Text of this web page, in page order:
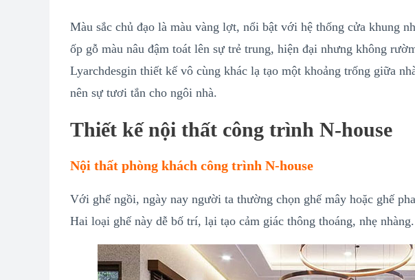
Màu sắc chủ đạo là màu vàng lợt, nổi bật với hệ thống cửa khung
ốp gỗ màu nâu đậm toát lên sự trẻ trung, hiện đại nhưng không
Lyarchdesgin thiết kế vô cùng khác lạ tạo một khoảng trống giữa
nên sự tươi tắn cho ngôi nhà.
Thiết kế nội thất công trình N-house
Nội thất phòng khách công trình N-house
Với ghế ngồi, ngày nay người ta thường chọn ghế mây hoặc ghế
Hai loại ghế này dễ bố trí, lại tạo cảm giác thông thoáng, nhẹ nhàng.